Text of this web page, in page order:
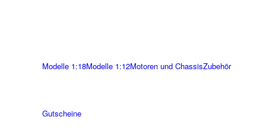
Modelle 1:18Modelle 1:12Motoren und ChassisZubehör
Gutscheine